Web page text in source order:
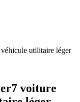
utilitaire léger
voiture